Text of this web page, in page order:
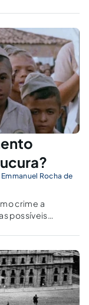
Rocha de
crime a
possíveis